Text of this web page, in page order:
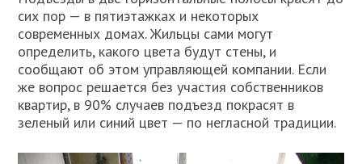
сих пор — в пятиэтажках и некоторых
современных домах. Жильцы сами могут
определить, какого цвета будут стены, и
сообщают об этом управляющей компании. Если
же вопрос решается без участия собственников
квартир, в 90% случаев подъезд покрасят в
зеленый или синий цвет — по негласной традиции.